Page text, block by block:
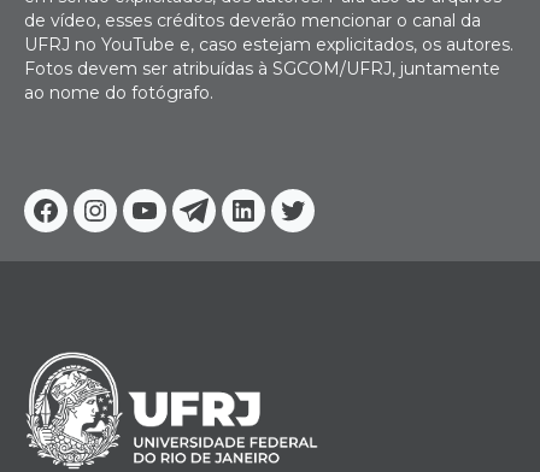
Facebook
Instagram
YoutubeTelegram
Linkedin
Twitter
de vídeo, esses créditos deverão mencionar o canal da
UFRJ no YouTube e, caso estejam explicitados, os autores.
Fotos devem ser atribuídas à SGCOM/UFRJ, juntamente
ao nome do fotógrafo.